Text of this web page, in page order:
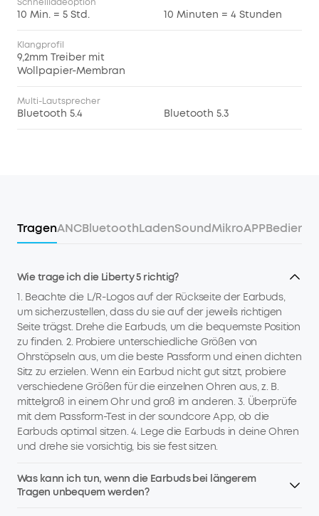
Schnellladeoption
10 Min. = 5 Std. 10 Minuten = 4 Stunden
Klangprofil
9,2mm Treiber mit
Wollpapier-Membran
Multi-Lautsprecher
Bluetooth 5.4 Bluetooth 5.3
TragenANCBluetoothLadenSoundMikroAPP
Wie trage ich die Liberty 5 richtig?
1. Beachte die L/R-Logos auf der Rückseite der Earbuds,
um sicherzustellen, dass du sie auf der jeweils richtigen
Seite trägst. Drehe die Earbuds, um die bequemste Position
zu finden. 2. Probiere unterschiedliche Größen von
Ohrstöpseln aus, um die beste Passform und einen dichten
Sitz zu erzielen. Wenn ein Earbud nicht gut sitzt, probiere
verschiedene Größen für die einzelnen Ohren aus, z. B.
mittelgroß in einem Ohr und groß im anderen. 3. Überprüfe
mit dem Passform-Test in der soundcore App, ob die
Earbuds optimal sitzen. 4. Lege die Earbuds in deine Ohren
und drehe sie vorsichtig, bis sie fest sitzen.
Was kann ich tun, wenn die Earbuds bei längerem
Tragen unbequem werden?